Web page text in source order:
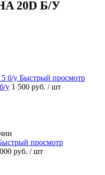
20D Б/У
Быстрый просмотр
у 1 500 руб. / шт
просмотр
руб. / шт